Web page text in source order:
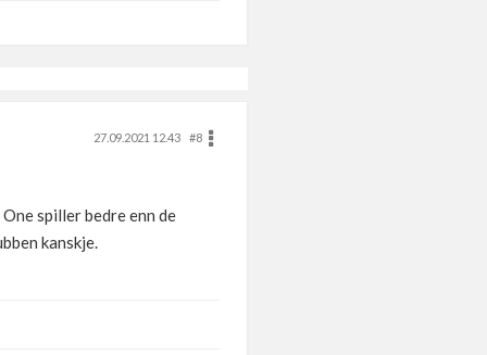
27.09.2021 12.43
#8
spiller bedre enn de
kanskje.